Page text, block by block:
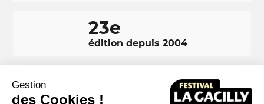
Gestion
des Cookies !
23e
édition depuis 2004
visiteurs en 2025